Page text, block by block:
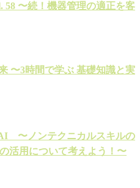
58 〜続！機器管理の適正を客
〜3時間で学ぶ 基礎知識と実
〜ノンテクニカルスキルの
活用について考えよう！〜